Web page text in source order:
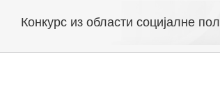
Конкурс из области социјалне